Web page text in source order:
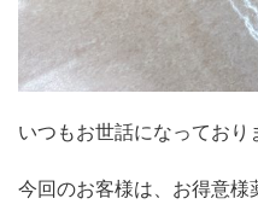
いつもお世話になっており
今回のお客様は、お得意様